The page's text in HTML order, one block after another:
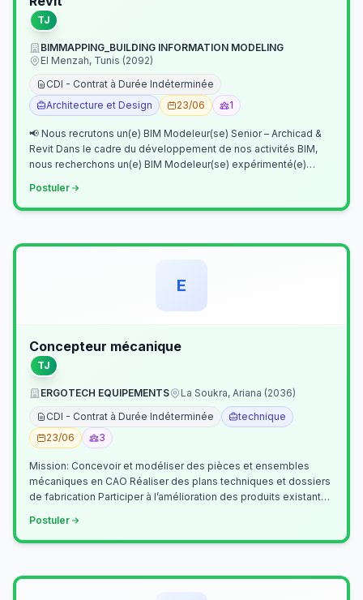
TJ
BIMMAPPING_BUILDING INFORMATION MODELING
El Menzah, Tunis (2092)
CDI - Contrat à Durée Indéterminée
Architecture et Design
23/06 1
📢 Nous recrutons un(e) BIM Modeleur(se) Senior – Archicad &
Revit Dans le cadre du développement de nos activités BIM,
nous recherchons un(e) BIM Modeleur(se) expérimenté(e)
Postuler
E
Concepteur mécanique
TJ
ERGOTECH EQUIPEMENTS
La Soukra, Ariana (2036)
CDI - Contrat à Durée Indéterminée
technique
23/06
3
Mission: Concevoir et modéliser des pièces et ensembles
mécaniques en CAO Réaliser des plans techniques et dossiers
de fabrication Participer à l’amélioration des produits existants
Postuler